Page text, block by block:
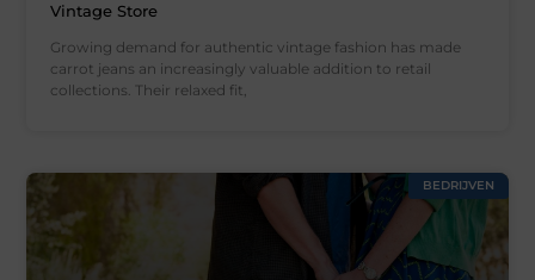
Vintage Store
Growing demand for authentic vintage fashion has made
carrot jeans an increasingly valuable addition to retail
collections. Their relaxed fit,
BEDRIJVEN